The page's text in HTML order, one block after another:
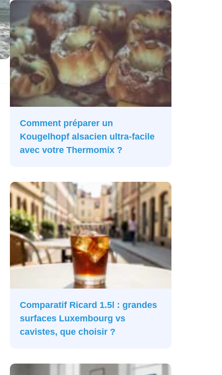
Comment préparer un
Kougelhopf alsacien ultra-facile
avec votre Thermomix ?
Comparatif Ricard 1.5l : grandes
surfaces Luxembourg vs
cavistes, que choisir ?